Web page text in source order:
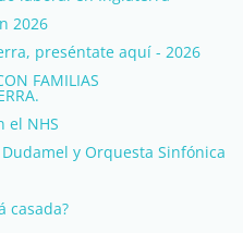
2026
preséntate aquí - 2026
FAMILIAS
el NHS
y Orquesta Sinfónica
casada?